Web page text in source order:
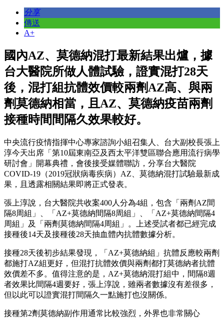
分享
傳送
A+
國內AZ、莫德納混打最新結果出爐，據
台大醫院所做人體試驗，證實混打28天
後，混打組抗體效價較兩劑AZ高、與兩
劑莫德納相當，且AZ、莫德納疫苗兩劑
接種時間間隔久效果較好。
中央流行疫情指揮中心專家諮詢小組召集人、台大副校長張上
淳今天出席「第10屆東南亞及西太平洋雙區聯合應用流行病學
研討會」開幕典禮，會後接受媒體聯訪，分享台大醫院
COVID-19（2019冠狀病毒疾病）AZ、莫德納混打試驗最新成
果，且透露相關結果即將正式發表。
張上淳說，台大醫院共收案400人分為4組，包含「兩劑AZ間
隔8周組」、「AZ+莫德納間隔8周組」、「AZ+莫德納間隔4
周組」及「兩劑莫德納間隔4周組」。上述受試者都已經完成
接種後14天及接種後28天抽血體內抗體數據分析。
接種28天後初步結果發現，「AZ+莫德納組」抗體反應較兩劑
都施打AZ組更好，但混打抗體效價與兩劑都打莫德納者抗體
效價差不多。值得注意的是，AZ+莫德納混打組中，間隔8週
者效果比間隔4週要好，張上淳說，雖兩者數據沒有差很多，
但以此可以證實混打間隔久一點施打也沒關係。
接種第2劑莫德納副作用通常比較強烈，外界也非常關心